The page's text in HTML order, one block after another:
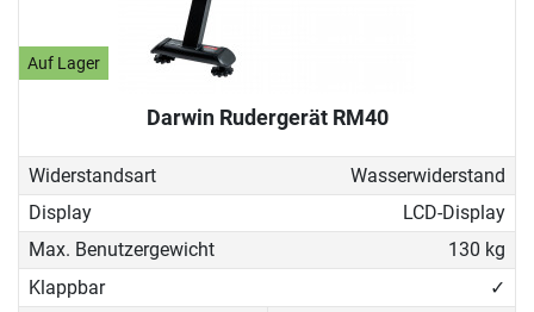
Auf Lager
Darwin Rudergerät RM40
Widerstandsart
Wasserwiderstand
Display
LCD-Display
Max. Benutzergewicht
130 kg
Klappbar
✓